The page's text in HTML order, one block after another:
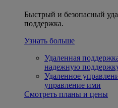
Быстрый и безопасный
поддержка.
Узнать больше
Удаленная
надежную
Удаленное
управление ими
Смотреть планы и цены